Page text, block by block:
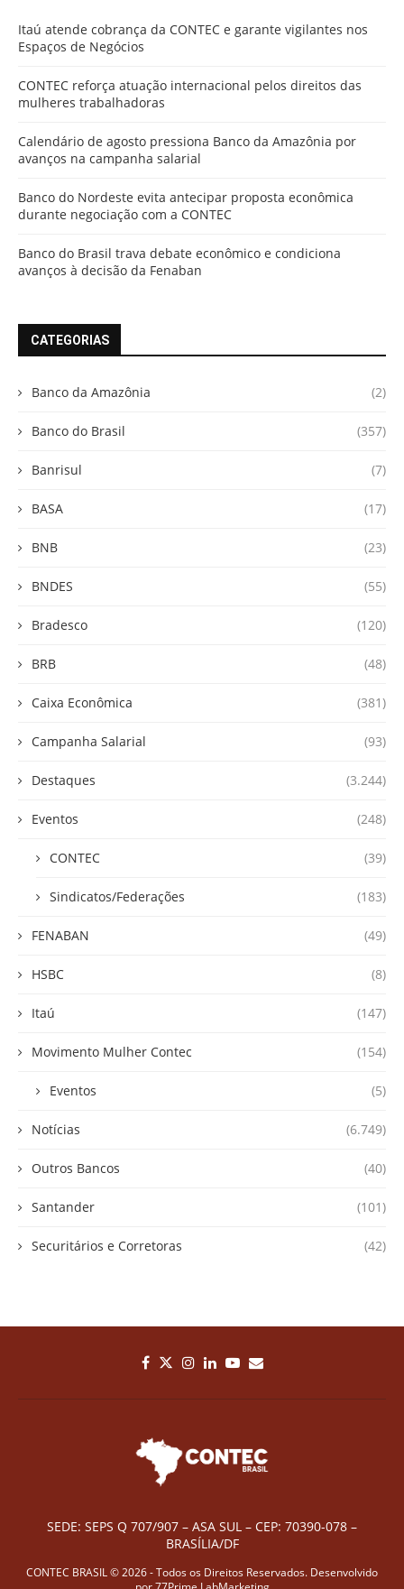
Itaú atende cobrança da CONTEC e garante vigilantes nos
Espaços de Negócios
CONTEC reforça atuação internacional pelos direitos das
mulheres trabalhadoras
Calendário de agosto pressiona Banco da Amazônia por
avanços na campanha salarial
Banco do Nordeste evita antecipar proposta econômica
durante negociação com a CONTEC
Banco do Brasil trava debate econômico e condiciona
avanços à decisão da Fenaban
CATEGORIAS
Banco da Amazônia (2)
Banco do Brasil (357)
Banrisul (7)
BASA (17)
BNB (23)
BNDES (55)
Bradesco (120)
BRB (48)
Caixa Econômica (381)
Campanha Salarial (93)
Destaques (3.244)
Eventos (248)
CONTEC (39)
Sindicatos/Federações (183)
FENABAN (49)
HSBC (8)
Itaú (147)
Movimento Mulher Contec (154)
Eventos (5)
Notícias (6.749)
Outros Bancos (40)
Santander (101)
Securitários e Corretoras (42)
SEDE: SEPS Q 707/907 – ASA SUL – CEP: 70390-078 –
BRASÍLIA/DF
CONTEC BRASIL © 2026 - Todos os Direitos Reservados. Desenvolvido